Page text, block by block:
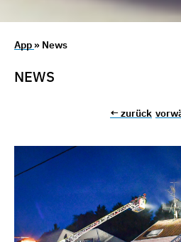
App » News
NEWS
← zurück